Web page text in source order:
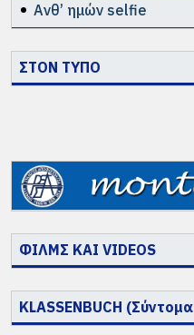
Ανθ’ ημών selfie
ΣΤΟΝ ΤΥΠΟ
ΦΙΛΜΣ ΚΑΙ VIDEOS
KLASSENBUCH